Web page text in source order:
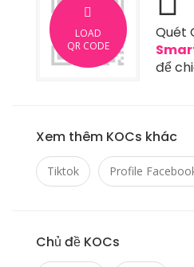
LOAD
QR CODE
Quét
để
Xem thêm KOCs khác
Tiktok Profile
Chủ đề KOCs